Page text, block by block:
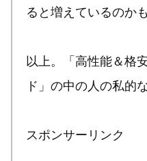
ると増えているのか
以上。「高性能＆格
ド」の中の人の私的
スポンサーリンク